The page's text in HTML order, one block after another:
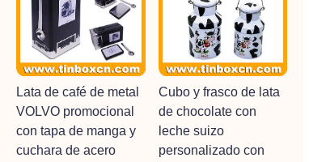
Lata de café de metal
VOLVO promocional
con tapa de manga y
cuchara de acero
Cubo y frasco de lata
de chocolate con
leche suizo
personalizado con